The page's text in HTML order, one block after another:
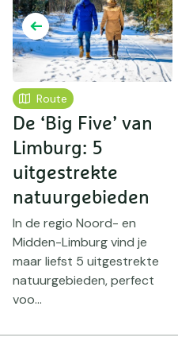
Route
De ‘Big Five’ van
Limburg: 5
uitgestrekte
natuurgebieden
In de regio Noord- en
Midden-Limburg vind je
maar liefst 5 uitgestrekte
natuurgebieden, perfect
voo...